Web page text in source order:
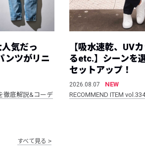
人気だっ
ンツがリニ
徹底解説&コーデ
【吸水速乾、UV
るetc.】シーンを
セットアップ！
2026.08.07
NEW
RECOMMEND ITEM vol.334
すべて見る